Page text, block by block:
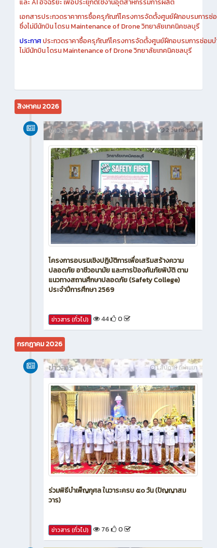
ประกาศประกวดราคาซื้อครุภัณฑ์ชุดปฏิบัติการเรียนรู้และควบคุมหุ่นยน
และ AI อัจฉริยะ เพื่อประยุกต์ใช้งานอุตสาหกรรมการผลิต
เอกสารประกวดราคาการซื้อครุภัณฑ์โครงการจัดตั้งศูนย์ฝึกอบรมการซ่
ซึ่งไม่มีนักบิน โดรน Maintenance of Drone วิทยาลัยเทคนิคชลบุรี
ประกาศประกวดราคาซื้อครุภัณฑ์โครงการจัดตั้งศูนย์ฝึกอบรมการซ่อมบ
สิงหาคม 2026
2 วัน ที่ผ่านมา
ข่าวสาร
โครงการอบรมเชิงปฏิบัติการเพื่อเสริมสร้างความ
ปลอดภัย อาชีวอนามัย และการป้องกันภัยพิบัติ ตาม
แนวทางสถานศึกษาปลอดภัย (Safety College)
44 0
กรกฎาคม 2026
ข่าวสาร
ร่วมพิธีบำเพ็ญกุศล ในวาระครบ ๕๐ วัน (ปัญญาสม
ข่าวสาร (ทั่วไป) 76 0